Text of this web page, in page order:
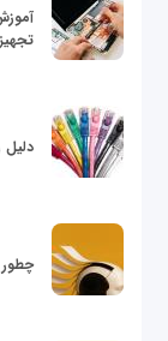
چطور